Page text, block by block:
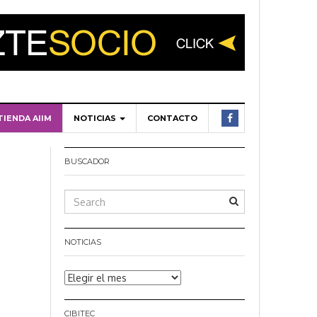
AIIM NOTICIAS CONTACTO
BUSCADOR
NOTICIAS
Noticias
CIBITEC